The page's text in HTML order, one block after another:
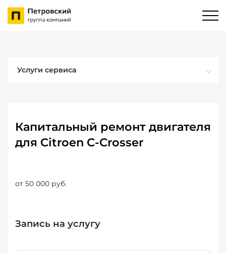
Услуги сервиса
Капитальный ремонт двигателя
для Citroen C-Crosser
от 50 000 руб.
Запись на услугу